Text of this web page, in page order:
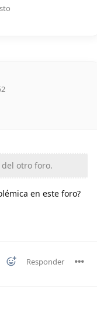
otro foro.
en este foro?
Responder